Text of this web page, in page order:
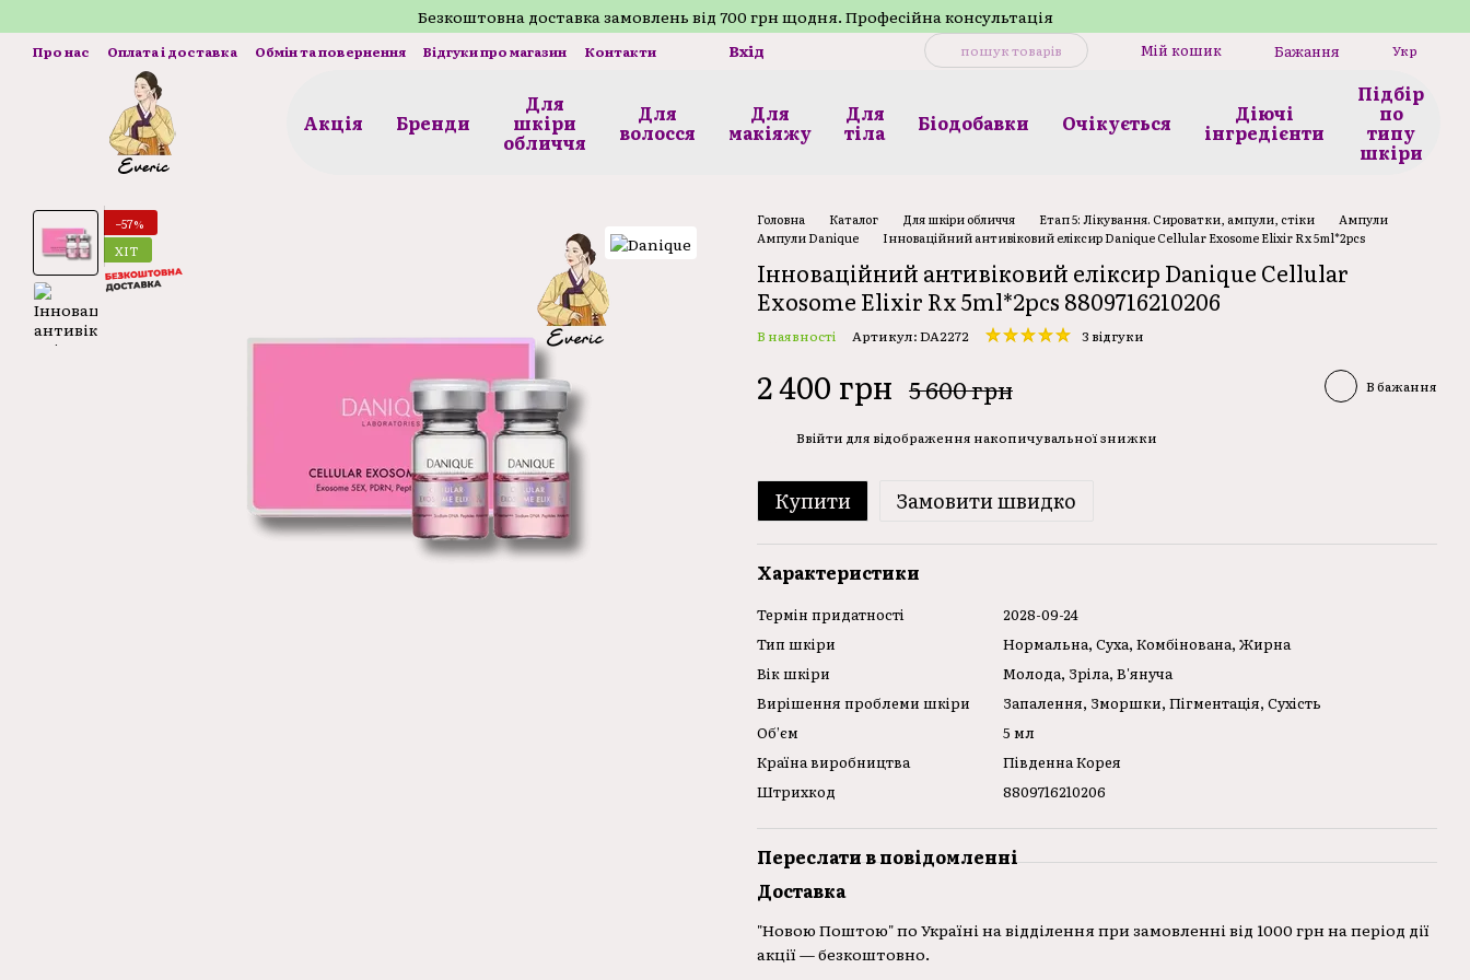
Безкоштовнa доставка замовлень від 700 грн щодня. Професійна консультація
Про нас Оплата і доставка Обмін та повернення Відгуки про магазин Контакти Вхід Мій кошик Бажання Укр
Акція Бренди
Для
шкіри
обличчя
Для
волосся
Для
макіяжу
Для
тілa Біодобавки Очікується Діючі
інгредієнти
Підбір
по
типу
шкіри
−57%
ХІТ
Головна Каталог Для шкіри обличчя Етап 5: Лікування. Сироватки, ампули, стіки
Ампули
Ампули Danique
Інноваційний антивіковий еліксир Danique Cellular Exosome Elixir Rx 5ml*2pcs
Інноваційний антивіковий еліксир Danique Cellular
Exosome Elixir Rx 5ml*2pcs 8809716210206
В наявності Артикул: DA2272 3 відгуки
2 400 грн 5 600 грн В бажання
Ввійти для відображення накопичувальної знижки
Купити Замовити швидко
Характеристики
Термін придатності
2028-09-24
Тип шкіри
Нормальна, Суха, Комбінована, Жирна
Вік шкіри
Молода, Зріла, В'януча
Вирішення проблеми шкіри
Запалення, Зморшки, Пігментація, Сухість
Об’єм
5 мл
Країна виробництва
Південна Корея
Штрихкод
8809716210206
Переслати в повідомленні
Доставка
"Новою Поштою" по Україні на відділення при замовленні від 1000 грн на період дії
акції — безкоштовно.